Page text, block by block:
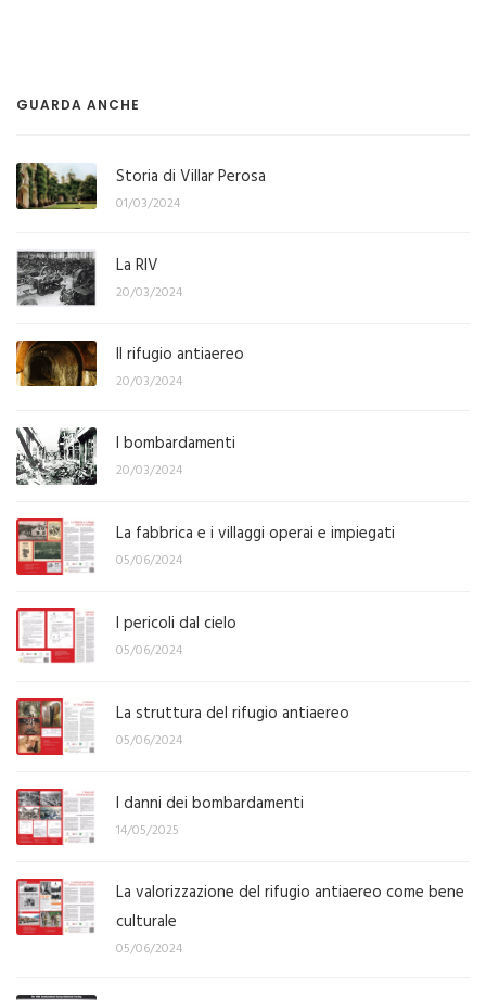
GUARDA ANCHE
Storia di Villar Perosa
01/03/2024
La RIV
20/03/2024
Il rifugio antiaereo
20/03/2024
I bombardamenti
20/03/2024
La fabbrica e i villaggi operai e impiegati
05/06/2024
I pericoli dal cielo
05/06/2024
La struttura del rifugio antiaereo
05/06/2024
I danni dei bombardamenti
14/05/2025
La valorizzazione del rifugio antiaereo come bene
culturale
05/06/2024